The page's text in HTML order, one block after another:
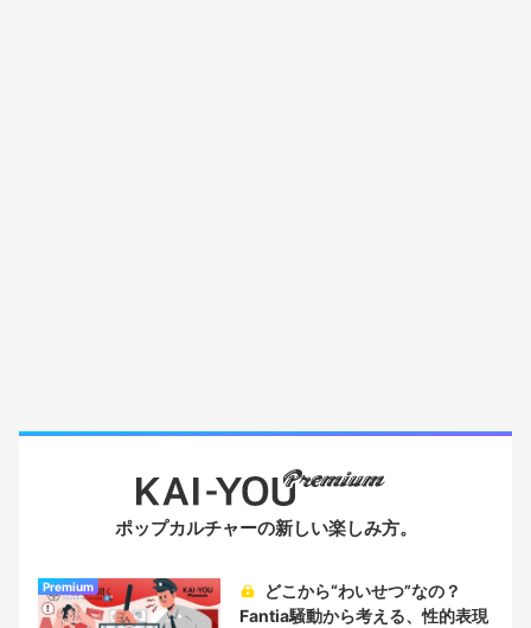
ポップカルチャーの新しい楽しみ方。
Premium
Fantia騒動から考える、性的表現